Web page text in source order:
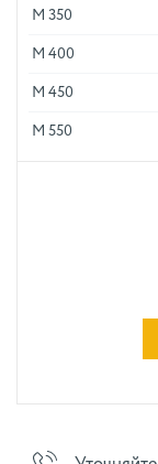
М 350
М 400
М 450
М 550